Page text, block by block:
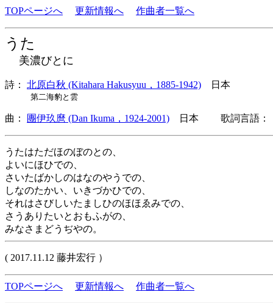
TOPページへ 更新情報へ 作曲者一覧へ
うた
美濃びとに
詩： 北原白秋 (Kitahara Hakusyuu，1885-1942) 日本
第二海豹と雲
曲： 團伊玖麿 (Dan Ikuma，1924-2001) 日本 歌詞言語：
うたはただほのぼのとの、
よいにほひでの、
さいたばかしのはなのやうでの、
しなのたかい、いきづかひでの、
それはさびしいたましひのほほゑみでの、
さうありたいとおもふがの、
みなさまどうぢやの。
( 2017.11.12 藤井宏行 ）
TOPページへ 更新情報へ 作曲者一覧へ